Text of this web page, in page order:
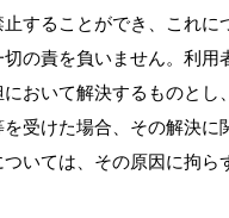
することができ、これに
の責を負いません。利用
おいて解決するものとし
受けた場合、その解決に
いては、その原因に拘ら